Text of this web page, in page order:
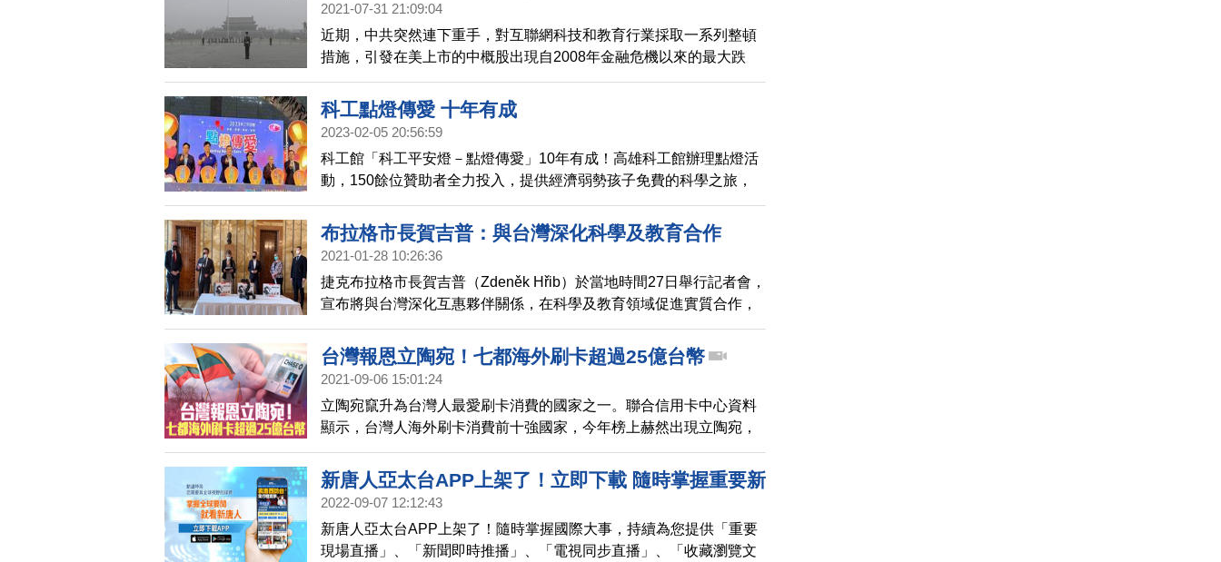
2021-07-31 21:09:04
近期，中共突然連下重手，對互聯網科技和教育行業採取一系列整頓
措施，引發在美上市的中概股出現自2008年金融危機以來的最大跌
幅。中共動機何在？請看分析。
科工點燈傳愛 十年有成
2023-02-05 20:56:59
科工館「科工平安燈－點燈傳愛」10年有成！高雄科工館辦理點燈活
動，150餘位贊助者全力投入，提供經濟弱勢孩子免費的科學之旅，
點亮祥兔年，也是科普傳遞與扶弱愛心的無限延續。
布拉格市長賀吉普：與台灣深化科學及教育合作
2021-01-28 10:26:36
捷克布拉格市長賀吉普（Zdeněk Hřib）於當地時間27日舉行記者會，
宣布將與台灣深化互惠夥伴關係，在科學及教育領域促進實質合作，
內容包括基礎教育數位化、科技創新及氣候變遷認知等。
台灣報恩立陶宛！七都海外刷卡超過25億台幣
2021-09-06 15:01:24
立陶宛竄升為台灣人最愛刷卡消費的國家之一。聯合信用卡中心資料
顯示，台灣人海外刷卡消費前十強國家，今年榜上赫然出現立陶宛，
從2月下旬開始至6月底為止，台灣七大城市民眾陸續在立陶宛刷卡超
過11.2萬筆、金額超過25.37億元，其中台北市民在立陶宛刷卡消費、
10.45億元最多，新北、台中則分別刷卡消費6.65億元、3.62億元。高
千萬與五千萬元。
新唐人亞太台APP上架了！立即下載 隨時掌握重要新
聞！
2022-09-07 12:12:43
新唐人亞太台APP上架了！隨時掌握國際大事，持續為您提供「重要
現場直播」、「新聞即時推播」、「電視同步直播」、「收藏瀏覽文